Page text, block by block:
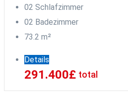
02 Schlafzimmer
02 Badezimmer
73.2 m²
Details
291.400£ total